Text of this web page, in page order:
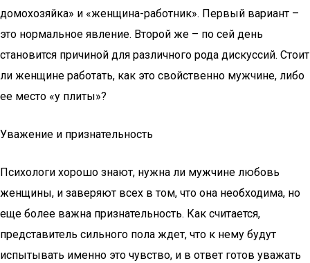
домохозяйка» и «женщина-работник». Первый вариант –
это нормальное явление. Второй же – по сей день
становится причиной для различного рода дискуссий. Стоит
ли женщине работать, как это свойственно мужчине, либо
ее место «у плиты»?
Уважение и признательность
Психологи хорошо знают, нужна ли мужчине любовь
женщины, и заверяют всех в том, что она необходима, но
еще более важна признательность. Как считается,
представитель сильного пола ждет, что к нему будут
испытывать именно это чувство, и в ответ готов уважать